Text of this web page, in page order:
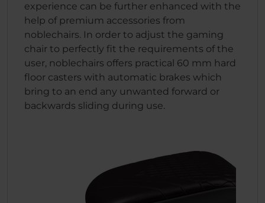
experience can be further enhanced with the
help of premium accessories from
noblechairs. In order to adjust the gaming
chair to perfectly fit the requirements of the
user, noblechairs offers practical 60 mm hard
floor casters with automatic brakes which
bring to an end any unwanted forward or
backwards sliding during use.